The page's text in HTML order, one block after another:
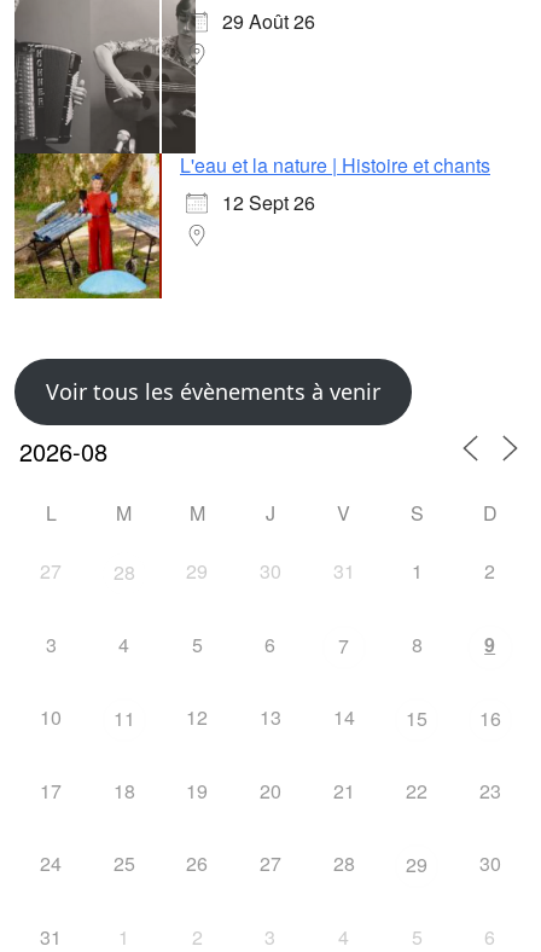
29 Août 26
L'eau et la nature | Histoire et chants
12 Sept 26
Voir tous les évènements à venir
L M M J V S D
27 28 29 30 31 1 2
3 4 5 6 7 8 9
10 11 12 13 14 15 16
17 18 19 20 21 22 23
24 25 26 27 28 29 30
31 1 2 3 4 5 6